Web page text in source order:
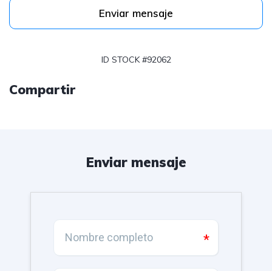
Enviar mensaje
ID STOCK #92062
Compartir
Enviar mensaje